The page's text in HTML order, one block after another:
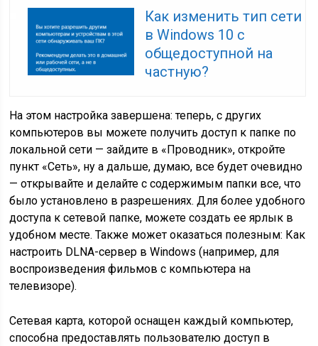
Как изменить тип сети
в Windows 10 с
общедоступной на
частную?
На этом настройка завершена: теперь, с других
компьютеров вы можете получить доступ к папке по
локальной сети — зайдите в «Проводник», откройте
пункт «Сеть», ну а дальше, думаю, все будет очевидно
— открывайте и делайте с содержимым папки все, что
было установлено в разрешениях. Для более удобного
доступа к сетевой папке, можете создать ее ярлык в
удобном месте. Также может оказаться полезным: Как
настроить DLNA-сервер в Windows (например, для
воспроизведения фильмов с компьютера на
телевизоре).
Сетевая карта, которой оснащен каждый компьютер,
способна предоставлять пользователю доступ в